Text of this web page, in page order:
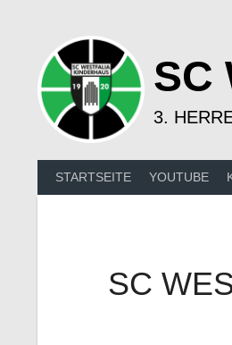
SC
3.
STARTSEITE YOUTUBE
SC